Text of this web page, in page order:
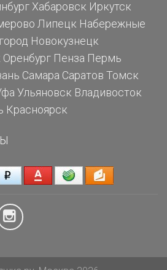
Хабаровск Иркутск
Липецк Набережные
Новокузнецк
Оренбург Пенза Пермь
Самара Саратов Томск
Ульяновск Владивосток
Красноярск